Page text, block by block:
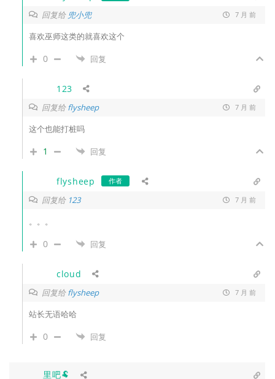
回复给 兜小兜 7 月 前
喜欢巫师这类的就喜欢这个
0 回复
123
回复给flysheep 7 月 前
这个也能打桩吗
1 回复
flysheep 作者
回复给 123 7 月 前
。。。
0 回复
cloud
回复给flysheep 7 月 前
站长无语哈哈
0 回复
里吧🐏